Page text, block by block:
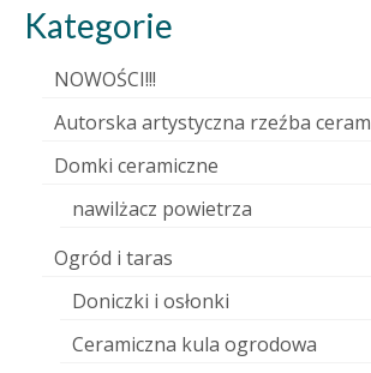
Kategorie
NOWOŚCI!!!
Autorska artystyczna rzeźba
Domki ceramiczne
nawilżacz powietrza
Ogród i taras
Doniczki i osłonki
Ceramiczna kula ogrodowa